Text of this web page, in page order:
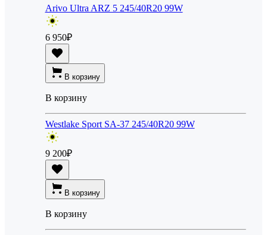
Arivo Ultra ARZ 5 245/40R20 99W
6 950₽
В корзину
В корзину
Westlake Sport SA-37 245/40R20 99W
9 200₽
В корзину
В корзину